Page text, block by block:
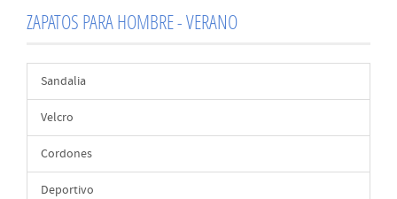
ZAPATOS PARA HOMBRE - VERANO
Sandalia
Velcro
Cordones
Deportivo